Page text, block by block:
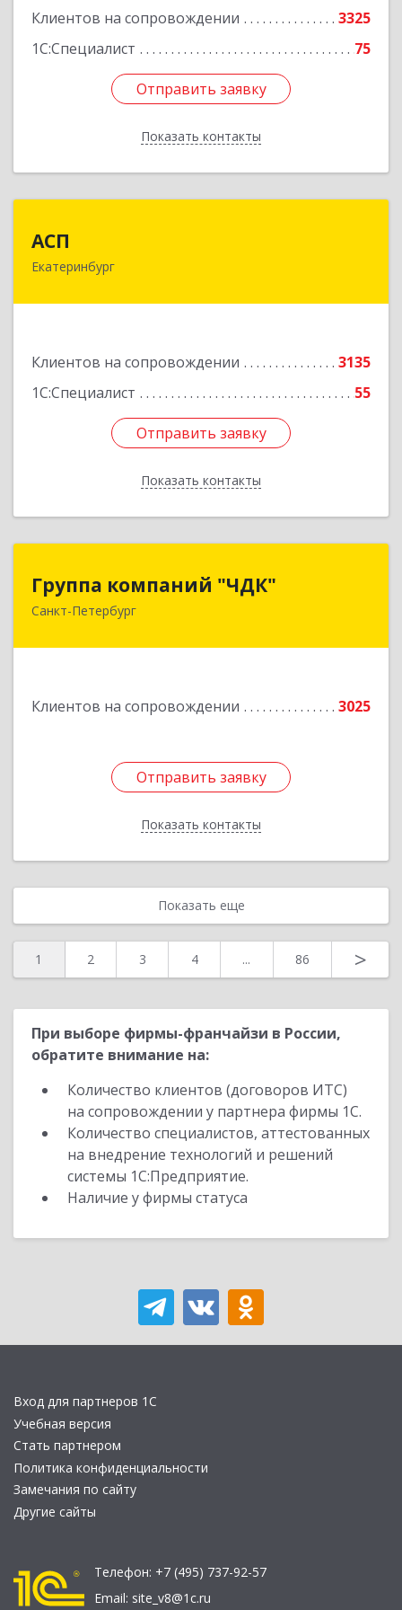
Клиентов на сопровождении
3325
1С:Специалист
75
Отправить заявку
Показать контакты
Отправить заявку
Назад
АСП
Екатеринбург
Клиентов на сопровождении
3135
1С:Специалист
55
Отправить заявку
Показать контакты
620075, Свердловская обл, Екатеринбург г,
Отправить заявку
Назад
Группа компаний "ЧДК"
Санкт-Петербург
Клиентов на сопровождении 3025
Отправить заявку
Показать контакты
Группа компаний "ЧДК"
191119, Санкт-Петербург г, вн.тер.г.
Подробнее
Отправить заявку
Назад
Показать еще
1 2 3 4 ... 86 >
При выборе фирмы-франчайзи в России,
обратите внимание на:
Количество клиентов (договоров ИТС)
на сопровождении у партнера фирмы 1С.
Количество специалистов, аттестованных
на внедрение технологий и решений
системы 1С:Предприятие.
Наличие у фирмы статуса
Вход для партнеров 1С
Учебная версия
Стать партнером
Политика конфиденциальности
Замечания по сайту
Другие сайты
Телефон: +7 (495) 737-92-57
Email: site_v8@1c.ru